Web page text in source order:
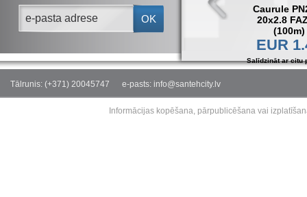
OK
Caurule
20x2.8
(100m)
EUR
Salīdzināt ar citu
Tālrunis: (+371) 20045747 e-pasts: info@santehcity.lv
Informācijas kopēšana, pārpublicēšana vai